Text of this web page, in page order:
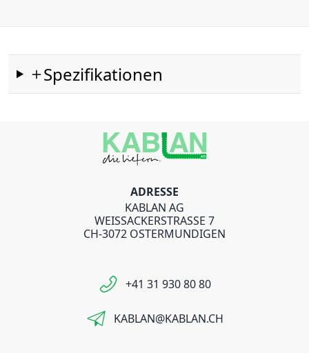
Spezifikationen
ADRESSE
KABLAN AG
WEISSACKERSTRASSE 7
CH-3072 OSTERMUNDIGEN
+41 31 930 80 80
KABLAN@KABLAN.CH